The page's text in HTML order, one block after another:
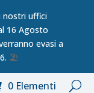
nostri uffici
16 Agosto
evasi a
🏖️
0 Elementi